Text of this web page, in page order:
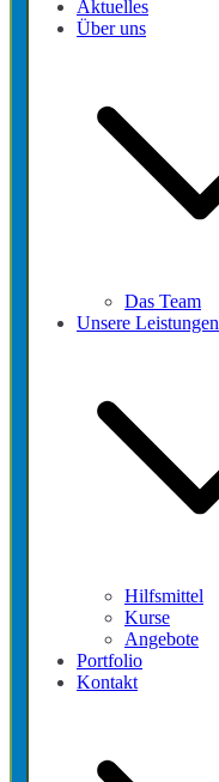
Aktuelles
Über uns
Das Team
Unsere Leistungen
Hilfsmittel
Kurse
Angebote
Portfolio
Kontakt